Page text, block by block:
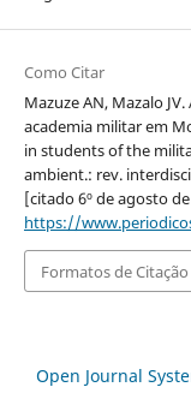
Como Citar
Mazuze AN, Mazalo
academia militar em
in students of the
ambient.: rev.
[citado 6º de agosto
https://
Formatos de Citação
Open Journal